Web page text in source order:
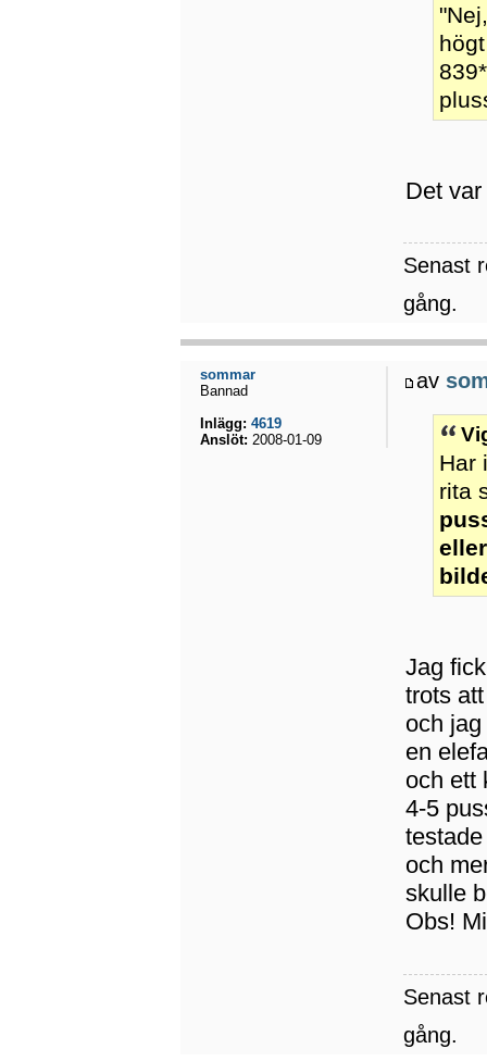
Det
Senast
gång.
av
Har
rita
Jag
trots
och
en
och ett
4-5
och
skulle
Obs!
Senast
gång.
sommar
Bannad
Inlägg: 4619
Anslöt: 2008-01-09